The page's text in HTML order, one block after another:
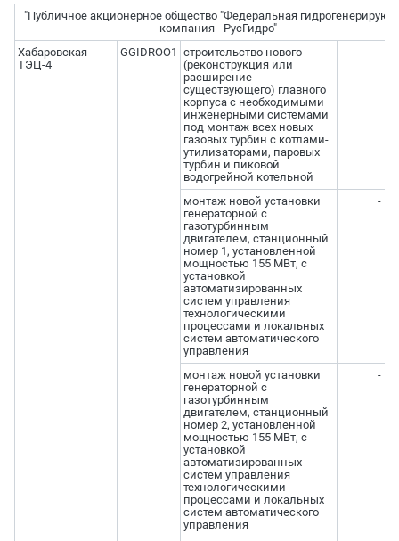
"Публичное акционерное общество "Федеральная
компания - РусГидро"
Хабаровская
ТЭЦ-4
GGIDROO1 строительство нового
(реконструкция или
расширение
существующего) главного
корпуса с необходимыми
инженерными системами
под монтаж всех новых
газовых турбин с котлами-
утилизаторами, паровых
турбин и пиковой
водогрейной котельной
-
монтаж новой установки
генераторной с
газотурбинным
двигателем, станционный
номер 1, установленной
мощностью 155 МВт, с
установкой
автоматизированных
систем управления
технологическими
процессами и локальных
систем автоматического
управления
-
монтаж новой установки
генераторной с
газотурбинным
двигателем, станционный
номер 2, установленной
мощностью 155 МВт, с
установкой
автоматизированных
систем управления
технологическими
процессами и локальных
систем автоматического
управления
-